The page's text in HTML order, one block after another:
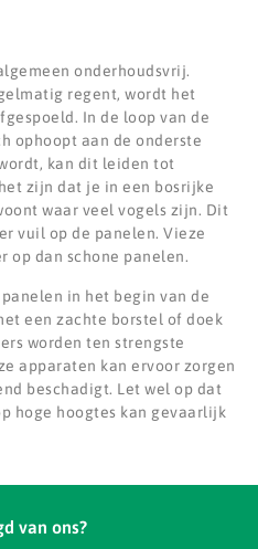
onderhoudsvrij.
regent, wordt het
In de loop van de
ophoopt aan de onderste
kan dit leiden tot
zijn dat je in een bosrijke
waar veel vogels zijn. Dit
vuil op de panelen. Vieze
op dan schone panelen.
in het begin van de
een zachte borstel of doek
worden ten strengste
apparaten kan ervoor zorgen
beschadigt. Let wel op dat
hoge hoogtes kan gevaarlijk
van ons?